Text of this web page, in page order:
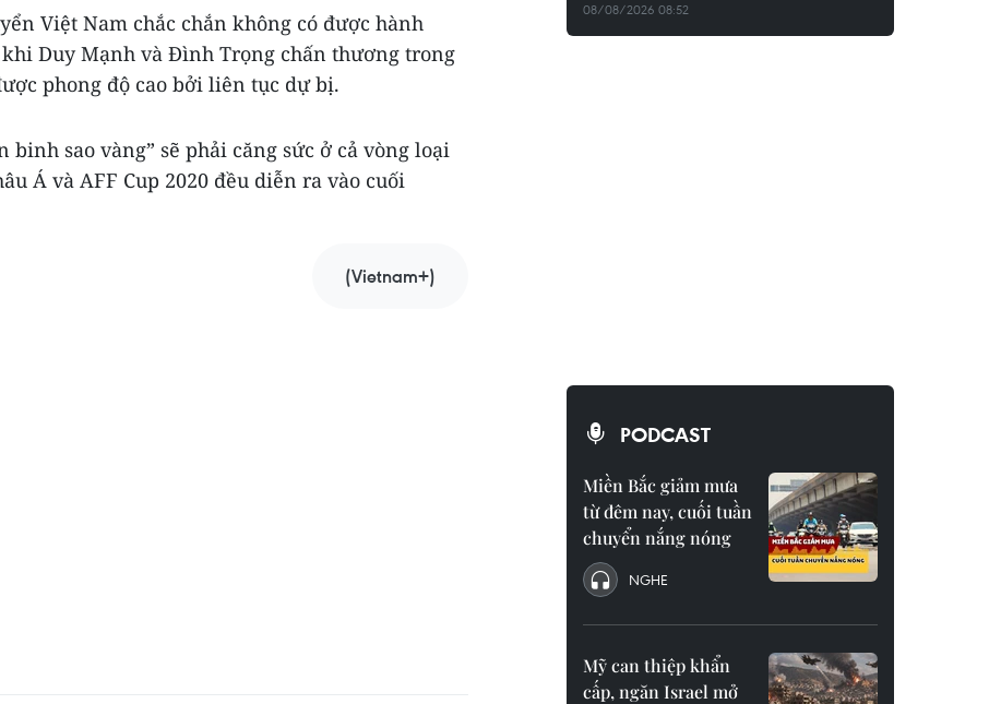
Việt Nam chắc chắn không có được hành
Duy Mạnh và Đình Trọng chấn thương trong
phong độ cao bởi liên tục dự bị.
sao vàng” sẽ phải căng sức ở cả vòng loại
Á và AFF Cup 2020 đều diễn ra vào cuối
(Vietnam+)
08/08/2026 08:52
PODCAST
Miền Bắc giảm mưa
từ đêm nay, cuối tuần
chuyển nắng nóng
NGHE
Mỹ can thiệp khẩn
cấp, ngăn Israel mở